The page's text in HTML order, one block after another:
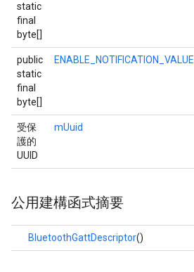
static
final
byte[]
public
static
final
byte[]
ENABLE_NOTIFICATION_VALUE
受保
護的
UUID
mUuid
公用建構函式摘要
BluetoothGattDescriptor()